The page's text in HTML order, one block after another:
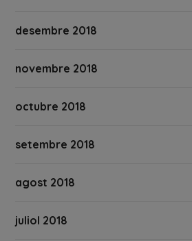
desembre 2018
novembre 2018
octubre 2018
setembre 2018
agost 2018
juliol 2018